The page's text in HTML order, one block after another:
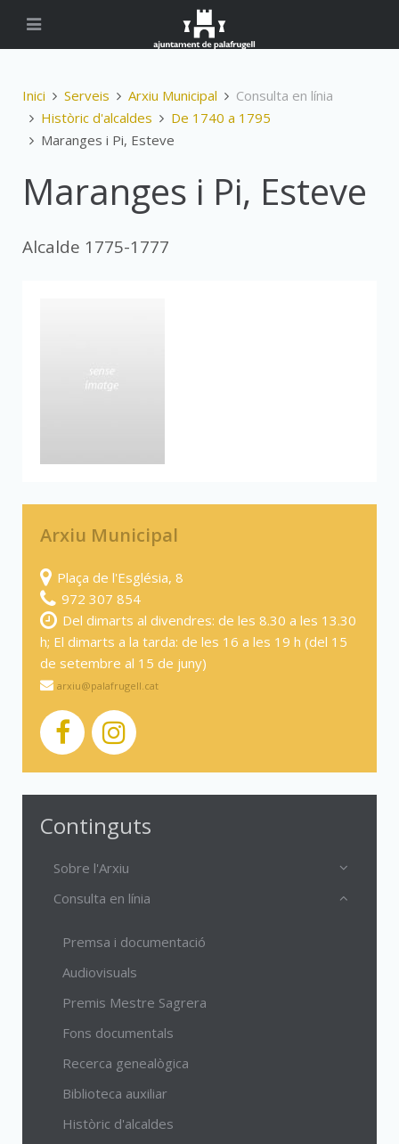
Inici Serveis Arxiu Municipal
Consulta en línia
Històric d'alcaldes
De 1740 a 1795
Maranges i Pi, Esteve
Maranges i Pi, Esteve
Alcalde 1775-1777
Arxiu Municipal
Plaça de l'Església, 8
972 307 854
Del dimarts al divendres: de les 8.30 a les 13.30
h; El dimarts a la tarda: de les 16 a les 19 h (del 15
de setembre al 15 de juny)
arxiu@palafrugell.cat
Continguts
Sobre l'Arxiu
Consulta en línia
Premsa i documentació
Audiovisuals
Premis Mestre Sagrera
Fons documentals
Recerca genealògica
Biblioteca auxiliar
Històric d'alcaldes